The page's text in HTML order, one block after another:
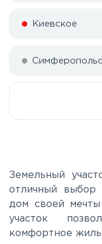
Киевское
Земельный
отличный выбор
дом своей
участок
комфортное